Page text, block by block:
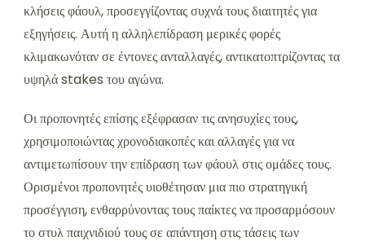
κλήσεις φάουλ, προσεγγίζοντας συχνά τους διαιτητές για
εξηγήσεις. Αυτή η αλληλεπίδραση μερικές φορές
κλιμακωνόταν σε έντονες ανταλλαγές, αντικατοπτρίζοντας τα
υψηλά stakes του αγώνα.
Οι προπονητές επίσης εξέφρασαν τις ανησυχίες τους,
χρησιμοποιώντας χρονοδιακοπές και αλλαγές για να
αντιμετωπίσουν την επίδραση των φάουλ στις ομάδες τους.
Ορισμένοι προπονητές υιοθέτησαν μια πιο στρατηγική
προσέγγιση, ενθαρρύνοντας τους παίκτες να προσαρμόσουν
το στυλ παιχνιδιού τους σε απάντηση στις τάσεις των